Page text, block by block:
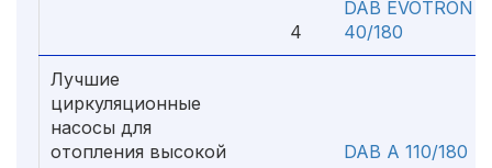
4
DAB EVOTRON
40/180
Лучшие
циркуляционные
насосы для
отопления высокой
DAB A 110/180